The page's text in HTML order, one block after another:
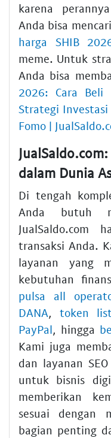
karena
Anda bisa
harga SHIB
meme. Untuk
Anda bisa
2026: Cara Beli
Strategi Investasi
Fomo |
dalam Dunia
Di tengah
Anda butuh
JualSaldo.com
transaksi Anda.
layanan yang
kebutuhan
pulsa all
DANA, token
PayPal, hingga
Kami juga
dan layanan
untuk bisnis
memberikan
sesuai dengan
bagian penting